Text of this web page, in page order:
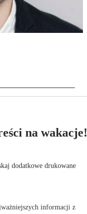
na wakacje!
dodatkowe drukowane
informacji z